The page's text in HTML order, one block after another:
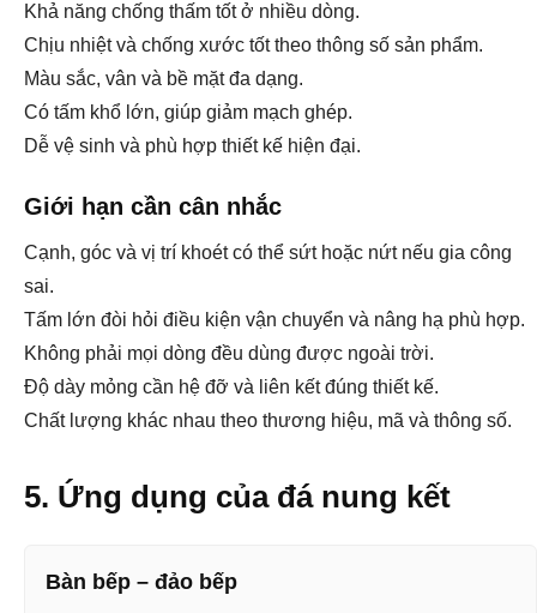
Khả năng chống thấm tốt ở nhiều dòng.
Chịu nhiệt và chống xước tốt theo thông số sản phẩm.
Màu sắc, vân và bề mặt đa dạng.
Có tấm khổ lớn, giúp giảm mạch ghép.
Dễ vệ sinh và phù hợp thiết kế hiện đại.
Giới hạn cần cân nhắc
Cạnh, góc và vị trí khoét có thể sứt hoặc nứt nếu gia công
sai.
Tấm lớn đòi hỏi điều kiện vận chuyển và nâng hạ phù hợp.
Không phải mọi dòng đều dùng được ngoài trời.
Độ dày mỏng cần hệ đỡ và liên kết đúng thiết kế.
Chất lượng khác nhau theo thương hiệu, mã và thông số.
5. Ứng dụng của đá nung kết
Bàn bếp – đảo bếp